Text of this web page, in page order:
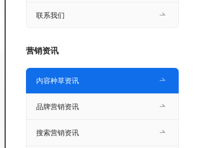
联系我们
营销资讯
内容种草资讯
品牌营销资讯
搜索营销资讯